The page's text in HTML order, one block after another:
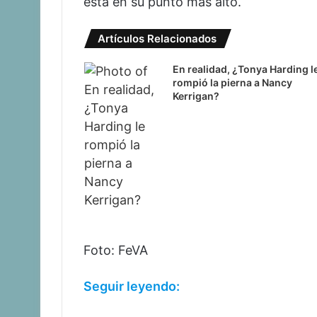
Artículos Relacionados
En realidad, ¿Tonya Harding
rompió la pierna a Nancy
Kerrigan?
Foto: FeVA
Seguir leyendo: